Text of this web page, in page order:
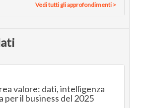
Vedi tutti gli approfondimenti >
valore: dati, intelligenza
il business del 2025